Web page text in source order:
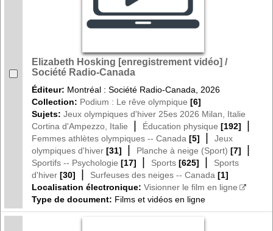
Elizabeth Hosking [enregistrement vidéo] /
Société Radio-Canada
Éditeur: Montréal : Société Radio-Canada, 2026
Collection: Podium : Le rêve olympique [6]
Sujets: Jeux olympiques d'hiver 25es 2026 Milan, Italie
Cortina d'Ampezzo, Italie
| Éducation physique [192] |
Femmes athlètes olympiques -- Canada [5] |
Jeux
olympiques d'hiver [31] | Planche à neige (Sport) [7] |
Sportifs -- Psychologie [17] | Sports [625] |
Sports
d'hiver [30] | Surfeuses des neiges -- Canada [1]
Localisation électronique: Visionner le film en ligne
Type de document: Films et vidéos en ligne